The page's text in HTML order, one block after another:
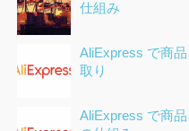
仕組み
AliExpress で商
取り
AliExpress で商